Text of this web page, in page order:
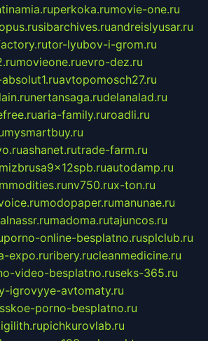
perkoka.rumovie-one.ru
sibarchives.ruandreislyusar.ru
tor-lyubov-i-grom.ru
movieone.ruevro-dez.ru
avtopomosch27.ru
nertansaga.rudelanalad.ru
aria-family.ruroadli.ru
mysmartbuy.ru
ashanet.rutrade-farm.ru
autodamp.ru
nv750.rux-ton.ru
modopaper.rumanunae.ru
madoma.rutajuncos.ru
porno-online-besplatno.rusplclub.ru
expo.ruribery.rucleanmedicine.ru
video-besplatno.ruseks-365.ru
igrovyye-avtomaty.ru
porno-besplatno.ru
pichkurovlab.ru